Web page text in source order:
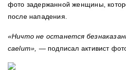
фото задержанной женщины,
после нападения.
«Ничто не останется
caelum», — подписал активист